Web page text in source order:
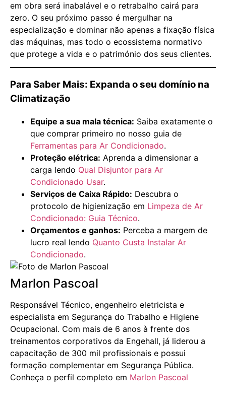
em obra será inabalável e o retrabalho cairá para
zero. O seu próximo passo é mergulhar na
especialização e dominar não apenas a fixação física
das máquinas, mas todo o ecossistema normativo
que protege a vida e o património dos seus clientes.
Para Saber Mais: Expanda o seu domínio na
Climatização
Equipe a sua mala técnica: Saiba exatamente o
que comprar primeiro no nosso guia de
Ferramentas para Ar Condicionado.
Proteção elétrica: Aprenda a dimensionar a
carga lendo Qual Disjuntor para Ar
Condicionado Usar.
Serviços de Caixa Rápido: Descubra o
protocolo de higienização em Limpeza de Ar
Condicionado: Guia Técnico.
Orçamentos e ganhos: Perceba a margem de
lucro real lendo Quanto Custa Instalar Ar
Condicionado.
Marlon Pascoal
Responsável Técnico, engenheiro eletricista e
especialista em Segurança do Trabalho e Higiene
Ocupacional. Com mais de 6 anos à frente dos
treinamentos corporativos da Engehall, já liderou a
capacitação de 300 mil profissionais e possui
formação complementar em Segurança Pública.
Conheça o perfil completo em Marlon Pascoal